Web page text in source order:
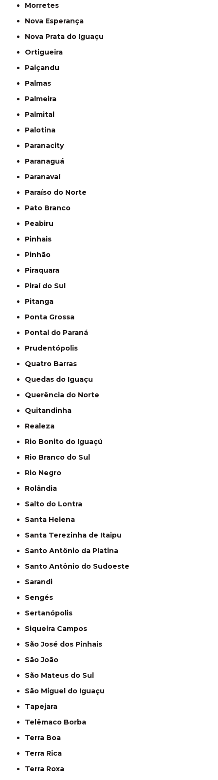
Morretes
Nova Esperança
Nova Prata do Iguaçu
Ortigueira
Paiçandu
Palmas
Palmeira
Palmital
Palotina
Paranacity
Paranaguá
Paranavaí
Paraíso do Norte
Pato Branco
Peabiru
Pinhais
Pinhão
Piraquara
Piraí do Sul
Pitanga
Ponta Grossa
Pontal do Paraná
Prudentópolis
Quatro Barras
Quedas do Iguaçu
Querência do Norte
Quitandinha
Realeza
Rio Bonito do Iguaçú
Rio Branco do Sul
Rio Negro
Rolândia
Salto do Lontra
Santa Helena
Santa Terezinha de Itaipu
Santo Antônio da Platina
Santo Antônio do Sudoeste
Sarandi
Sengés
Sertanópolis
Siqueira Campos
São José dos Pinhais
São João
São Mateus do Sul
São Miguel do Iguaçu
Tapejara
Telêmaco Borba
Terra Boa
Terra Rica
Terra Roxa